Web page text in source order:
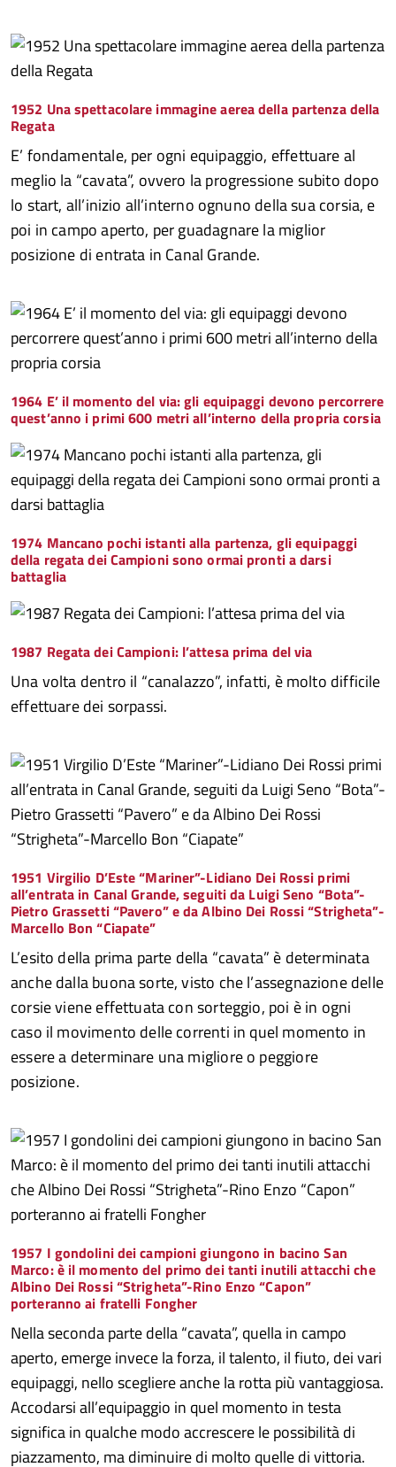
1952 Una spettacolare immagine aerea della partenza della
Regata
E’ fondamentale, per ogni equipaggio, effettuare al
meglio la “cavata”, ovvero la progressione subito dopo
lo start, all’inizio all’interno ognuno della sua corsia, e
poi in campo aperto, per guadagnare la miglior
posizione di entrata in Canal Grande.
1964 E’ il momento del via: gli equipaggi devono percorrere
quest’anno i primi 600 metri all’interno della propria corsia
1974 Mancano pochi istanti alla partenza, gli equipaggi
della regata dei Campioni sono ormai pronti a darsi
battaglia
1987 Regata dei Campioni: l’attesa prima del via
Una volta dentro il “canalazzo”, infatti, è molto difficile
effettuare dei sorpassi.
1951 Virgilio D’Este “Mariner”-Lidiano Dei Rossi primi
all’entrata in Canal Grande, seguiti da Luigi Seno “Bota”-
Pietro Grassetti “Pavero” e da Albino Dei Rossi “Strigheta”-
Marcello Bon “Ciapate”
L’esito della prima parte della “cavata” è determinata
anche dalla buona sorte, visto che l’assegnazione delle
corsie viene effettuata con sorteggio, poi è in ogni
caso il movimento delle correnti in quel momento in
essere a determinare una migliore o peggiore
posizione.
1957 I gondolini dei campioni giungono in bacino San
Marco: è il momento del primo dei tanti inutili attacchi che
Albino Dei Rossi “Strigheta”-Rino Enzo “Capon”
porteranno ai fratelli Fongher
Nella seconda parte della “cavata”, quella in campo
aperto, emerge invece la forza, il talento, il fiuto, dei vari
equipaggi, nello scegliere anche la rotta più vantaggiosa.
Accodarsi all’equipaggio in quel momento in testa
significa in qualche modo accrescere le possibilità di
piazzamento, ma diminuire di molto quelle di vittoria.